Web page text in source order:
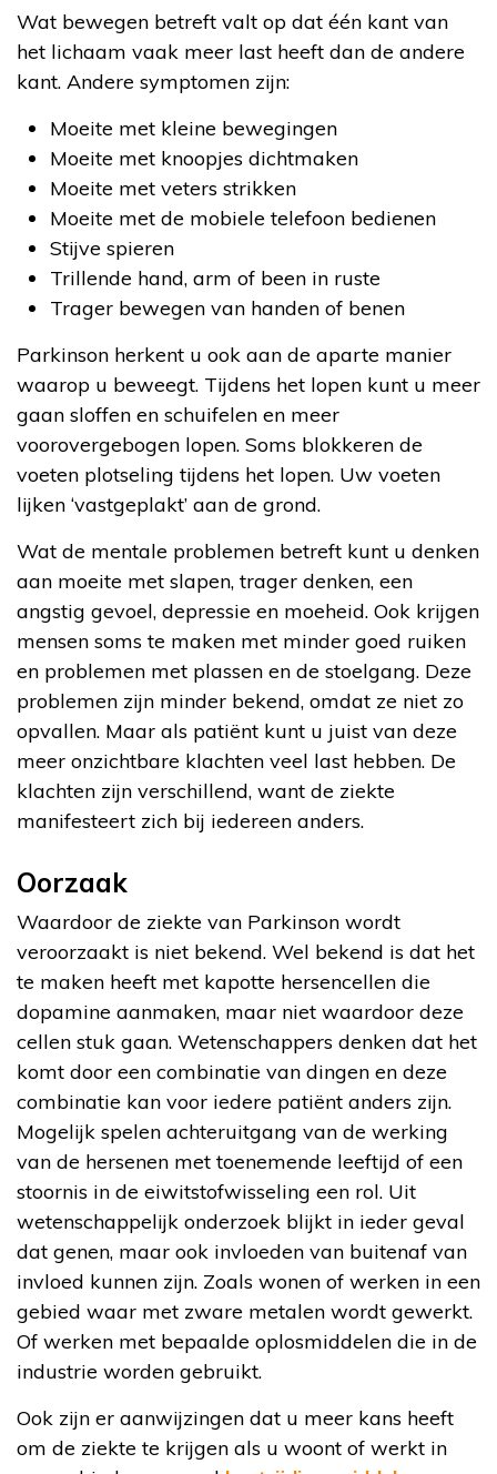
Wat bewegen betreft valt op dat één kant van
het lichaam vaak meer last heeft dan de andere
kant. Andere symptomen zijn:
Moeite met kleine bewegingen
Moeite met knoopjes dichtmaken
Moeite met veters strikken
Moeite met de mobiele telefoon bedienen
Stijve spieren
Trillende hand, arm of been in ruste
Trager bewegen van handen of benen
Parkinson herkent u ook aan de aparte manier
waarop u beweegt. Tijdens het lopen kunt u meer
gaan sloffen en schuifelen en meer
voorovergebogen lopen. Soms blokkeren de
voeten plotseling tijdens het lopen. Uw voeten
lijken ‘vastgeplakt’ aan de grond.
Wat de mentale problemen betreft kunt u denken
aan moeite met slapen, trager denken, een
angstig gevoel, depressie en moeheid. Ook krijgen
mensen soms te maken met minder goed ruiken
en problemen met plassen en de stoelgang. Deze
problemen zijn minder bekend, omdat ze niet zo
opvallen. Maar als patiënt kunt u juist van deze
meer onzichtbare klachten veel last hebben. De
klachten zijn verschillend, want de ziekte
manifesteert zich bij iedereen anders.
Oorzaak
Waardoor de ziekte van Parkinson wordt
veroorzaakt is niet bekend. Wel bekend is dat het
te maken heeft met kapotte hersencellen die
dopamine aanmaken, maar niet waardoor deze
cellen stuk gaan. Wetenschappers denken dat het
komt door een combinatie van dingen en deze
combinatie kan voor iedere patiënt anders zijn.
Mogelijk spelen achteruitgang van de werking
van de hersenen met toenemende leeftijd of een
stoornis in de eiwitstofwisseling een rol. Uit
wetenschappelijk onderzoek blijkt in ieder geval
dat genen, maar ook invloeden van buitenaf van
invloed kunnen zijn. Zoals wonen of werken in een
gebied waar met zware metalen wordt gewerkt.
Of werken met bepaalde oplosmiddelen die in de
industrie worden gebruikt.
Ook zijn er aanwijzingen dat u meer kans heeft
om de ziekte te krijgen als u woont of werkt in